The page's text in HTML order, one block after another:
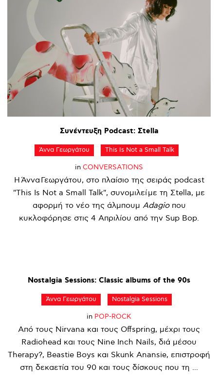
Συνέντευξη Podcast: Σtella
Άννα Γεωργάτου This Is Not a Small Talk
in CONVERSATIONS
Η Άννα Γεωργάτου, στο πλαίσιο της σειράς podcast
"This Is Not a Small Talk", συνομιλεί με τη Σtella, με
αφορμή το νέο της άλμπουμ Adagioπου
κυκλοφόρησε στις 4 Απριλίου από την Sup Bop.
Nostalgia Sessions: Classic albums of the 90s
Άννα Γεωργάτου Nostalgia Sessions
in POP-ROCK
Από τους Nirvana και τους Offspring, μέχρι τους
Radiohead και τους Nine Inch Nails, διά μέσου
Therapy?, Beastie Boys και Skunk Anansie, επιστροφή
στη δεκαετία του 90 και τους δίσκους που τη ...